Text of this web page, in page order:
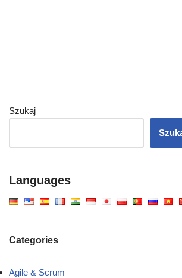
Szukaj
Languages
Categories
Agile & Scrum